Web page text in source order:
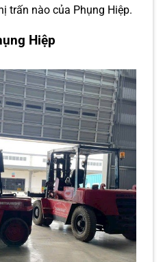
trấn nào của Phụng Hiệp.
Hiệp